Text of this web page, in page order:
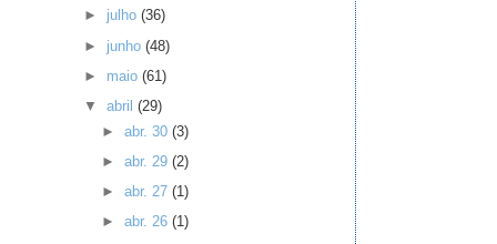
► julho(36)
► junho(48)
► maio(61)
▼abril(29)
► abr. 30 (3)
► abr. 29 (2)
► abr. 27 (1)
► abr. 26 (1)